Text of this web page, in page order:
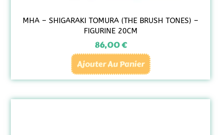
MHA – SHIGARAKI TOMURA (THE BRUSH TONES) –
FIGURINE 20CM
86,00€
Ajouter Au Panier